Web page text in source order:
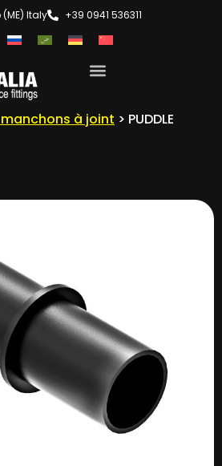
Italy +39 0941 536311
à joint > PUDDLE